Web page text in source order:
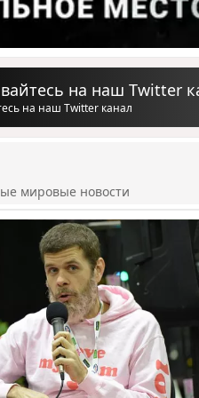
на наш Twitter
на наш Twitter канал
мировые новости